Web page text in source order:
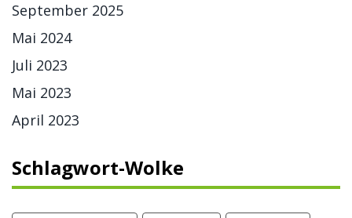
September 2025
Mai 2024
Juli 2023
Mai 2023
April 2023
Schlagwort-Wolke